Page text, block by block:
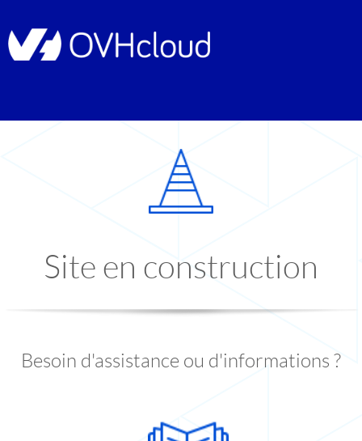
Site en construction
Besoin d'assistance ou d'informations ?